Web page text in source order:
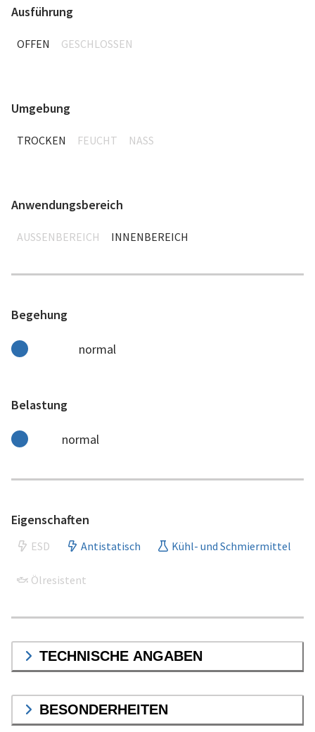
Ausführung
OFFEN GESCHLOSSEN
Umgebung
TROCKEN FEUCHT NASS
Anwendungsbereich
AUSSENBEREICH INNENBEREICH
Begehung
normal
Belastung
normal
Eigenschaften
ESD Antistatisch Kühl- und Schmiermittel
Ölresistent
TECHNISCHE ANGABEN
BESONDERHEITEN